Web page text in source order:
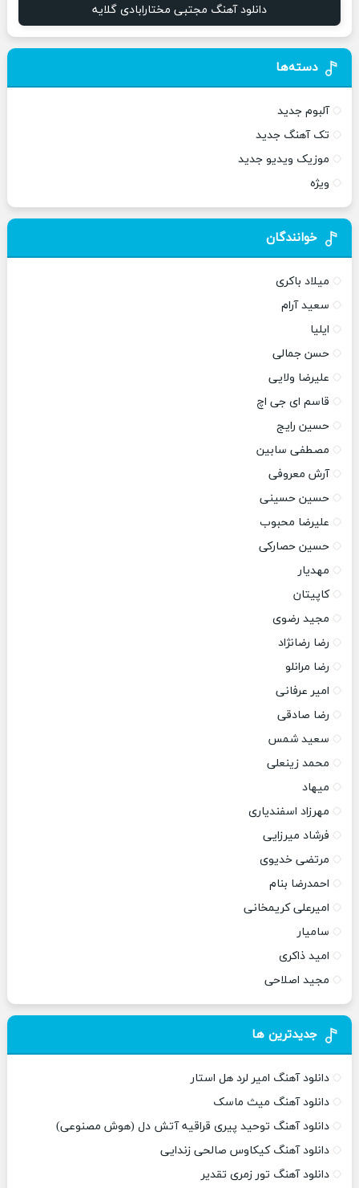
دانلود آهنگ مجتبی مختارابادی گلایه
دسته‌ها
آلبوم جدید
تک آهنگ جدید
موزیک ویدیو جدید
ویژه
خوانندگان
میلاد باکری
سعید آرام
ایلیا
حسن جمالی
علیرضا ولایی
قاسم ای جی اچ
حسین رایج
مصطفی سابین
آرش معروفی
حسین حسینی
علیرضا محبوب
حسین حصارکی
مهدیار
کاپیتان
مجید رضوی
رضا رضانژاد
رضا مرانلو
امیر عرفانی
رضا صادقی
سعید شمس
محمد زینعلی
میهاد
مهرزاد اسفندیاری
فرشاد میرزایی
مرتضی خدیوی
احمدرضا بنام
امیرعلی کریمخانی
سامیار
امید ذاکری
مجید اصلاحی
جدیدترین ها
دانلود آهنگ امیر لرد هل استار
دانلود آهنگ میث ماسک
دانلود آهنگ توحید پیری قراقیه آتش دل (هوش مصنوعی)
دانلود آهنگ کیکاوس صالحی زندایی
دانلود آهنگ تور زمری تقدیر